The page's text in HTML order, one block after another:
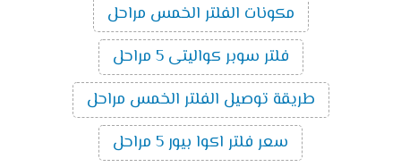
مكونات الفلتر الخمس مراحل
فلتر سوبر كواليتى 5 مراحل
طريقة توصيل الفلتر الخمس مراحل
سعر فلتر اكوا بيور 5 مراحل